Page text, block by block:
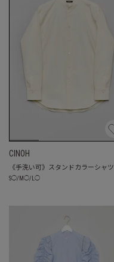
CINOH
《手洗い可》スタンドカラーシャツ
S◯/ M ◯/ ◯